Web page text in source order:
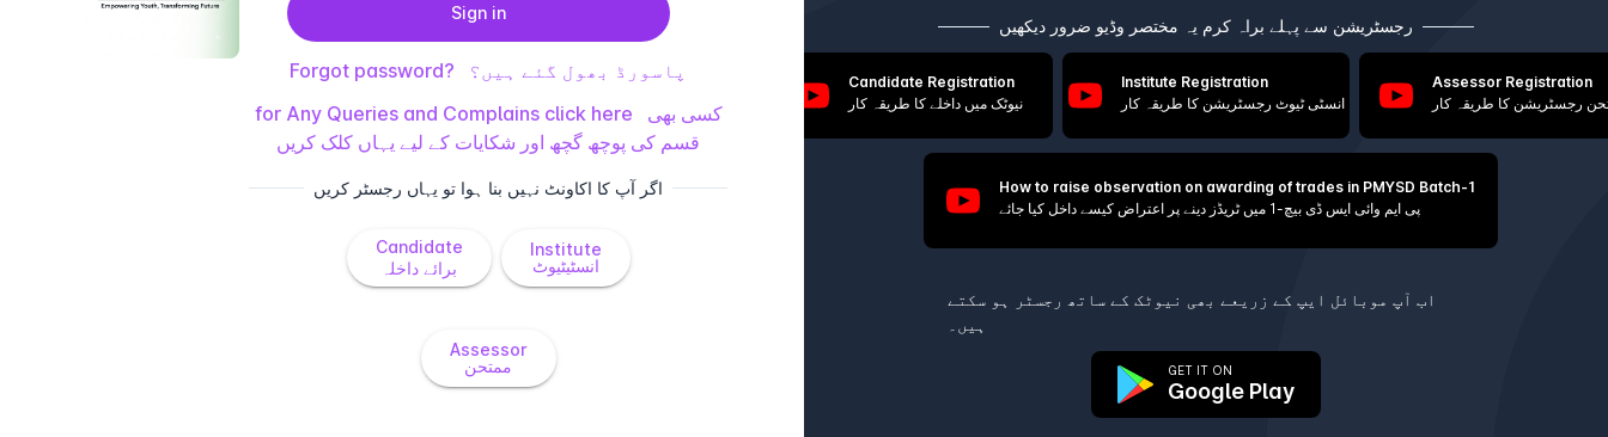
Sign in
Forgot password?
پاسورڈ بھول گئے ہیں؟
for Any Queries and Complains click here
کسی بھی
قسم کی پوچھ گچھ اور شکایات کے لیے یہاں کلک کریں
اگر آپ کا اکاونٹ نہیں بنا ہوا تو یہاں رجسٹر کریں
Candidate
برائے داخلہ
Institute
انسٹیٹیوٹ
Assessor
ممتحن
رجسٹریشن سے پہلے براہ کرم یہ مختصر وڈیو ضرور دیکھیں
Candidate Registration
نیوٹک میں داخلے کا طریقہ کار
Institute Registration
انسٹی ٹیوٹ رجسٹریشن کا طریقہ کار
Assessor Registration
رجسٹریشن کا طریقہ کار
How to raise observation on awarding of trades in PMYSD Batch-1
پی ایم وائی ایس ڈی بیچ-1 میں ٹریڈز دینے پر اعتراض کیسے داخل کیا جائے
اب آپ موبائل ایپ کے زریعے بھی نیوٹک کے ساتھ رجسٹر ہو سکتے
ہیں۔
GET IT ON
Google Play